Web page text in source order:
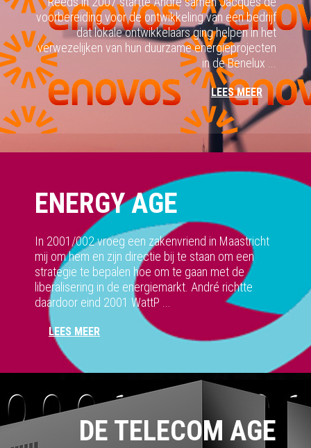
voorbereiding voor de ontwikkeling van een bedrijf
dat lokale ontwikkelaars ging helpen in het
verwezelijken van hun duurzame energieprojecten
in de Benelux ...
LEES MEER
ENERGY AGE
In 2001/002 vroeg een zakenvriend in Maastricht
mij om hem en zijn directie bij te staan om een
strategie te bepalen hoe om te gaan met de
liberalisering in de energiemarkt. André richtte
daardoor eind 2001 WattP ...
LEES MEER
DE TELECOM AGE